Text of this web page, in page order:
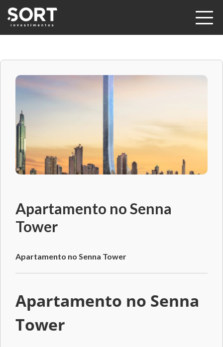
Apartamento no Senna
Tower
Apartamento no Senna Tower
Apartamento no Senna
Tower